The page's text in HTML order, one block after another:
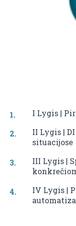
I Lygis |
II Lygis |
situacijose
III Lygis |
IV Lygis |